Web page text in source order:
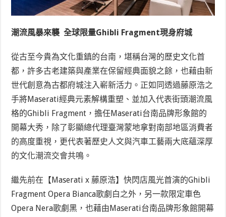
潮流風暴來襲 全球限量Ghibli Fragment現身府城
從古至今貴為文化重鎮的台南，堪稱台灣的歷史文化首
都，許多古老建築與產業在保留經典面貌之餘，也藉由新
世代創意為古都府城注入嶄新活力。正如同透過藤原浩之
手將Maserati經典元素解構重塑、並加入代表街頭潮流風
格的Ghibli Fragment，擔任Maserati台南品牌形象館的
開幕大秀，除了彰顯總代理臺灣蒙地拿對南部地區消費者
的高度重視，更代表著歷史人文與汽車工藝兩大底蘊深厚
的文化潮流交會共鳴。
繼先前在【Maserati x 藤原浩】快閃店風光首演的Ghibli
Fragment Opera Bianca歌劇白之外，另一款限定車色
Opera Nera歌劇黑，也藉由Maserati台南品牌形象館開幕